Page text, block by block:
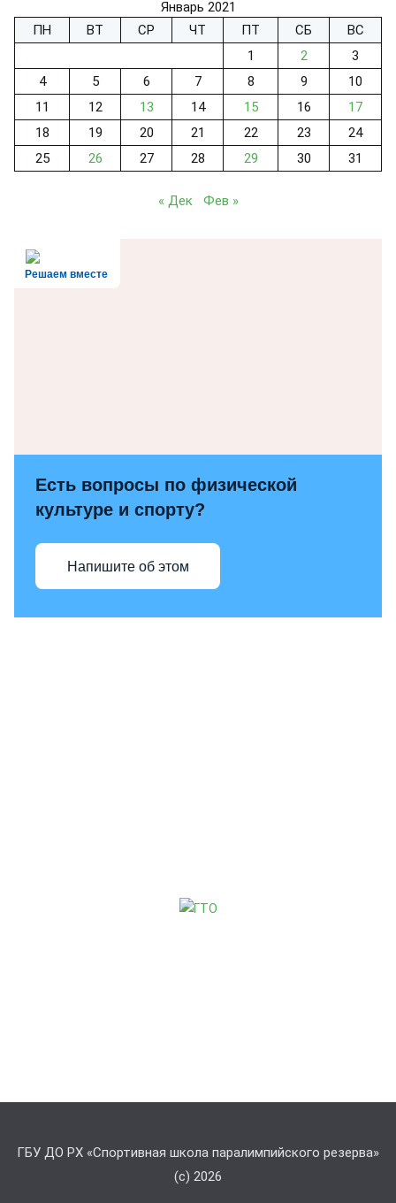
Январь 2021
ПН
ВТ СР ЧТ ПТ СБ
ВС
1
2
3
4
5 6 7 8 9
10
11
12 13 14 15 16
17
18
19 20 21 22 23
24
25
26 27 28 29 30 31
« Дек Фев »
Решаем вместе
Есть вопросы по физической
культуре и спорту?
Напишите об этом
ГБУ ДО РХ «Спортивная школа паралимпийского резерва»
(с) 2026